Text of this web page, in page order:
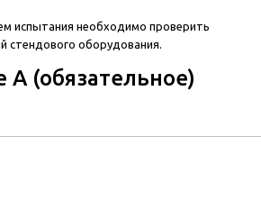
испытания необходимо проверить
стендового оборудования.
(обязательное)